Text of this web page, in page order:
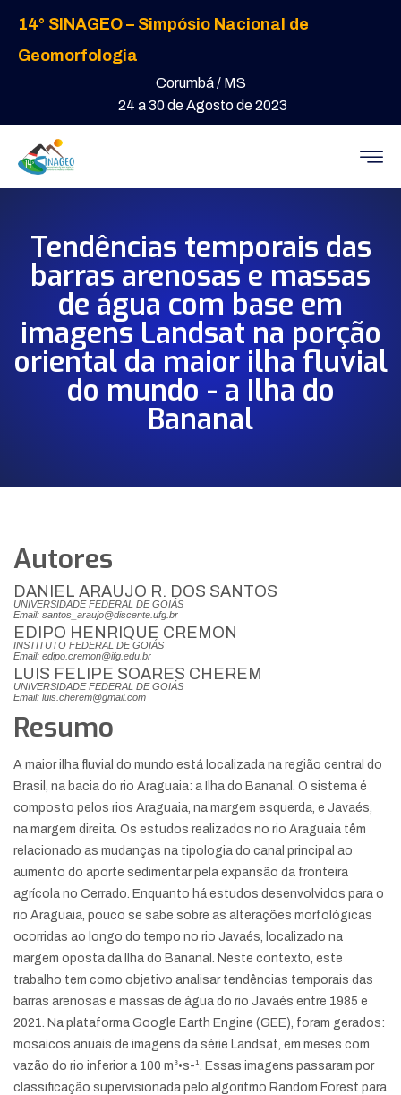
14° SINAGEO – Simpósio Nacional de
Geomorfologia
Corumbá / MS
24 a 30 de Agosto de 2023
Tendências temporais das
barras arenosas e massas
de água com base em
imagens Landsat na porção
oriental da maior ilha fluvial
do mundo - a Ilha do
Bananal
Autores
DANIEL ARAUJO R. DOS SANTOS
UNIVERSIDADE FEDERAL DE GOIÁS
Email: santos_araujo@discente.ufg.br
EDIPO HENRIQUE CREMON
INSTITUTO FEDERAL DE GOIÁS
Email: edipo.cremon@ifg.edu.br
LUIS FELIPE SOARES CHEREM
UNIVERSIDADE FEDERAL DE GOIÁS
Email: luis.cherem@gmail.com
Resumo
A maior ilha fluvial do mundo está localizada na região central do
Brasil, na bacia do rio Araguaia: a Ilha do Bananal. O sistema é
composto pelos rios Araguaia, na margem esquerda, e Javaés,
na margem direita. Os estudos realizados no rio Araguaia têm
relacionado as mudanças na tipologia do canal principal ao
aumento do aporte sedimentar pela expansão da fronteira
agrícola no Cerrado. Enquanto há estudos desenvolvidos para o
rio Araguaia, pouco se sabe sobre as alterações morfológicas
ocorridas ao longo do tempo no rio Javaés, localizado na
margem oposta da Ilha do Bananal. Neste contexto, este
trabalho tem como objetivo analisar tendências temporais das
barras arenosas e massas de água do rio Javaés entre 1985 e
2021. Na plataforma Google Earth Engine (GEE), foram gerados:
mosaicos anuais de imagens da série Landsat, em meses com
vazão do rio inferior a 100 m³•s-¹. Essas imagens passaram por
classificação supervisionada pelo algoritmo Random Forest para